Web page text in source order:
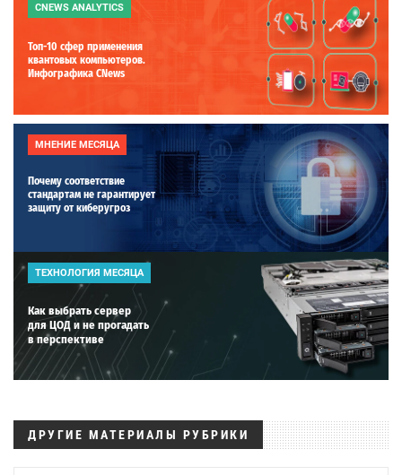
CNEWS ANALYTICS
Топ-10 сфер применения
квантовых компьютеров.
Инфографика CNews
МНЕНИЕ МЕСЯЦА
Почему соответствие
стандартам не гарантирует
защиту от киберугроз
ТЕХНОЛОГИЯ МЕСЯЦА
Как выбрать сервер
для ЦОД и не прогадать
в перспективе
ДРУГИЕ МАТЕРИАЛЫ РУБРИКИ